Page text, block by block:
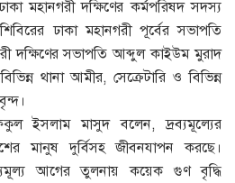
মহানগরী দক্ষিণের কর্মপরিষদ সদস্য
ঢাকা মহানগরী পূর্বের সভাপতি
দক্ষিণের সভাপতি আব্দুল কাইউম মুরাদ
থানা আমীর, সেক্রেটারি ও বিভিন্ন
ইসলাম মাসুদ বলেন, দ্রব্যমূল্যের
মানুষ দুর্বিসহ জীবনযাপন করছে।
আগের তুলনায় কয়েক গুণ বৃদ্ধি